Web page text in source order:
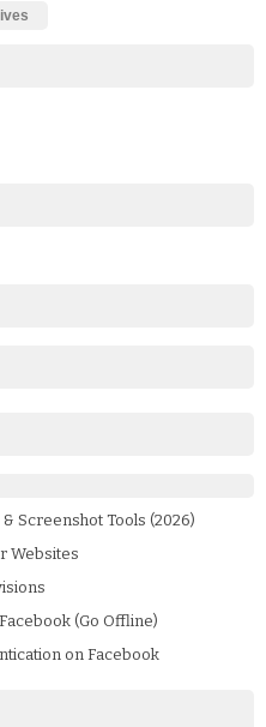
Screenshot Tools (2026)
Websites
(Go Offline)
on Facebook